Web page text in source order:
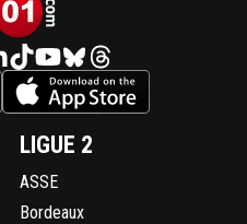
LIGUE 2
ASSE
Bordeaux